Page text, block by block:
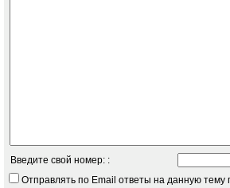
Введите свой номер: :
Отправлять по Email ответы на данную тему